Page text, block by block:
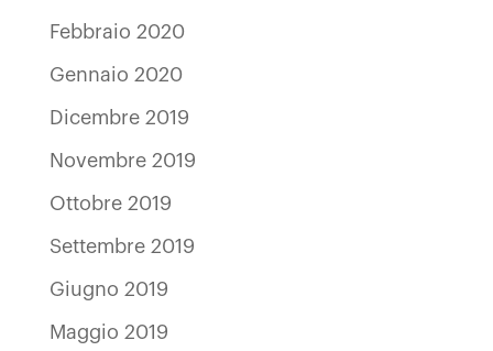
Febbraio 2020
Gennaio 2020
Dicembre 2019
Novembre 2019
Ottobre 2019
Settembre 2019
Giugno 2019
Maggio 2019